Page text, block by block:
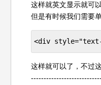
这样就英文显示就可
但是有时候我们需要
<div
这样就可以了，不过